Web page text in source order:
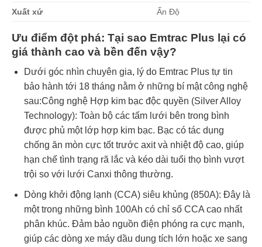
Xuất xứ Ấn Độ
Ưu điểm đột phá: Tại sao Emtrac Plus lại có
giá thành cao và bền đến vậy?
Dưới góc nhìn chuyên gia, lý do Emtrac Plus tự tin
bảo hành tới 18 tháng nằm ở những bí mật công nghệ
sau:Công nghệ Hợp kim bạc độc quyền (Silver Alloy
Technology): Toàn bộ các tấm lưới bên trong bình
được phủ một lớp hợp kim bạc. Bạc có tác dụng
chống ăn mòn cực tốt trước axit và nhiệt độ cao, giúp
hạn chế tình trạng rã lắc và kéo dài tuổi thọ bình vượt
trội so với lưới Canxi thông thường.
Dòng khởi động lạnh (CCA) siêu khủng (850A): Đây là
một trong những bình 100Ah có chỉ số CCA cao nhất
phân khúc. Đảm bảo nguồn điện phóng ra cực mạnh,
giúp các dòng xe máy dầu dung tích lớn hoặc xe sang